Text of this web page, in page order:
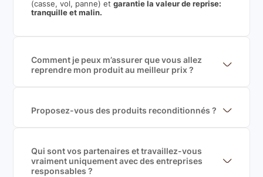
(casse, vol, panne) etgarantie la valeur de reprise:
tranquille et malin.
Comment je peux m’assurer que vous allez
reprendre mon produit au meilleur prix ?
garantir le meilleur prix de rachat. De plus, nous
sommes rémunéré à la commission sur la valeur de
Proposez-vous des produits reconditionnés ?
produits officiels de grandes marques et du
reconditionné de haute qualité
Qui sont vos partenaires et travaillez-vous
vraiment uniquement avec des entreprises
responsables ?